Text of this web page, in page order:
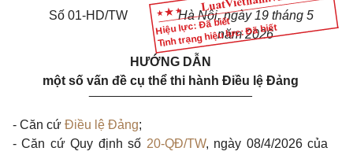
Hiệu lực: Đã biết
Tình trạng hiệu lực: Đã biết
Số 01-HD/TW
Hà Nội, ngày 19 tháng 5
năm 2026
HƯỚNG DẪN
một số vấn đề cụ thể thi hành Điều lệ Đảng
_______________________
- Căn cứ Điều lệ Đảng;
- Căn cứ Quy định số 20-QĐ/TW, ngày 08/4/2026 của